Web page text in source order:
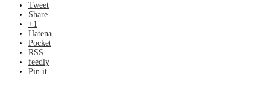
Tweet
Share
+1
Hatena
Pocket
RSS
feedly
Pin it